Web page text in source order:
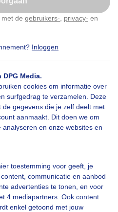
de gebruikers- privacy- en
Inloggen
Media.
cookies om informatie over
surfgedrag te verzamelen. Deze
gegevens die je zelf deelt met
aanmaakt. Dit doen we om
en onze websites en
toestemming voor geeft, je
communicatie en aanbod
advertenties te tonen, en voor
4 mediapartners. Ook content
enkel getoond met jouw
Legenda
aan te passen